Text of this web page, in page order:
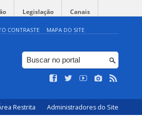
Legislação Canais
CONTRASTE MAPA DO SITE
Restrita Administradores do Site